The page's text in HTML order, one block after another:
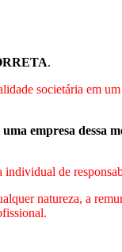
.
societária em
empresa dessa
individual de
natureza, a